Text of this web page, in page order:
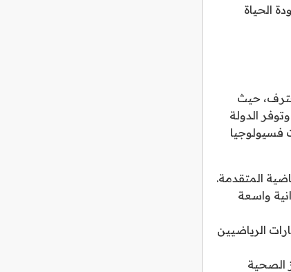
الحياة
حيث
الدولة
فسيولوجيا
المتقدمة.
واسعة
الرياضيين
الصحية